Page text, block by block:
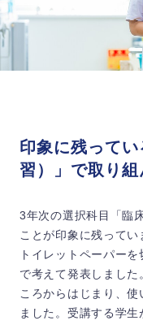
印象に残って
習）」で取り組
3年次の選択科目「臨
ことが印象に残って
トイレットペーパー
で考えて発表しまし
ころからはじまり、
ました。受講する学